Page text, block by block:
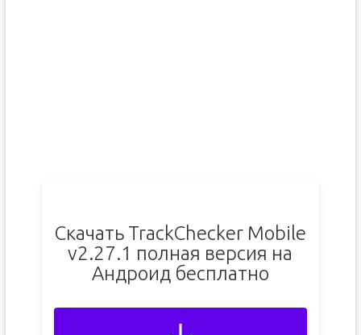
Скачать TrackChecker Mobile
v2.27.1 полная версия на
Андроид бесплатно